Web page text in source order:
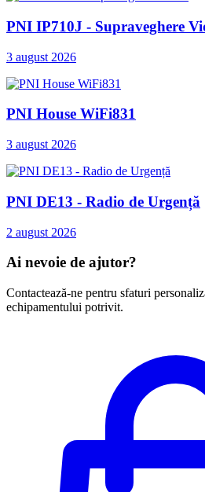
PNI IP710J - Supraveghere
3 august 2026
PNI House WiFi831
3 august 2026
PNI DE13 - Radio de Urgență
2 august 2026
Ai nevoie de ajutor?
Contactează-ne pentru sfaturi
echipamentului potrivit.